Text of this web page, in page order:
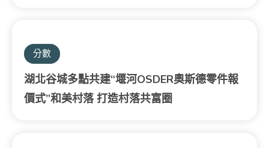
分數
湖北谷城多點共建“堰河OSDER奧斯德零件報
價式”和美村落 打造村落共富圈